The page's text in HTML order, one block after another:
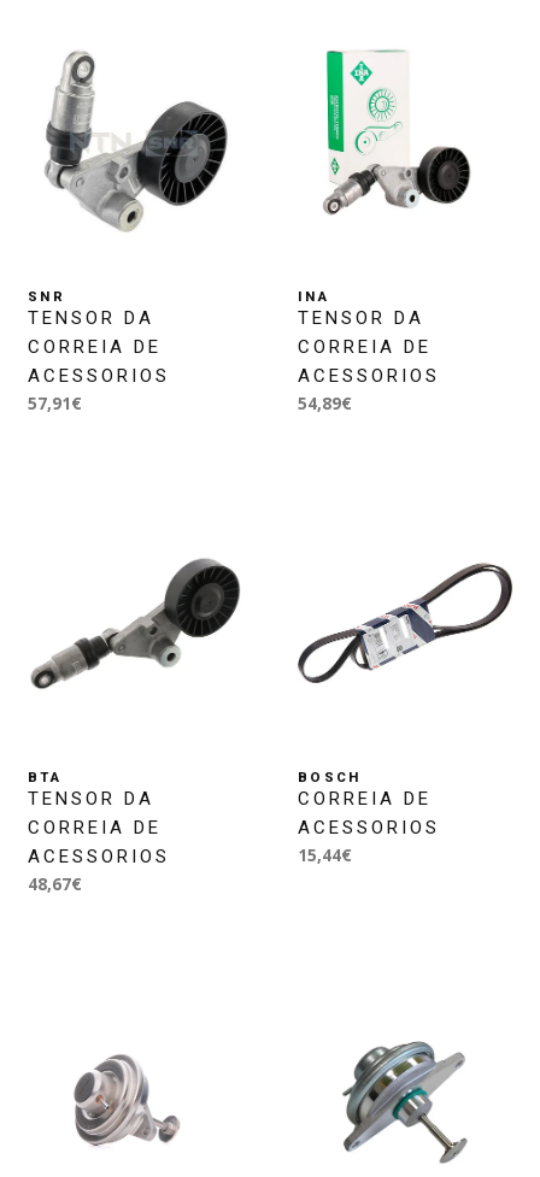
SNR
TENSOR DA
CORREIA DE
ACESSORIOS
57,91€
INA
TENSOR DA
CORREIA DE
ACESSORIOS
54,89€
BTA
TENSOR DA
CORREIA DE
ACESSORIOS
48,67€
BOSCH
CORREIA DE
ACESSORIOS
15,44€